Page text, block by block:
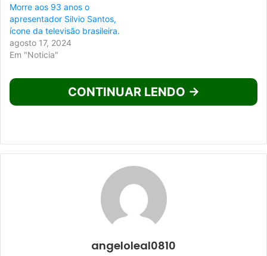
Morre aos 93 anos o
apresentador Silvio Santos,
ícone da televisão brasileira.
agosto 17, 2024
Em "Noticia"
CONTINUAR LENDO →
angeloleal0810